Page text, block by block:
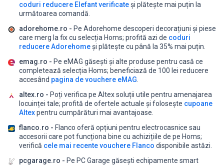
coduri reducere Elefant verificateși plătește mai puțin la
următoarea comandă.
adorehome.ro - Pe Adorehome descoperi decorațiuni și piese
care merg la fix cu selecția Homs; profită azi de coduri
reducere Adorehomeși plătește cu până la 35% mai puțin.
emag.ro - Pe eMAG găsești și alte produse pentru casă ce
completează selecția Homs; beneficiază de 100 lei reducere
accesând pagina de vouchere eMAG
altex.ro - Poți verifica pe Altex soluții utile pentru amenajarea
locuinței tale; profită de ofertele actuale și folosește cupoane
Altexpentru cumpărături mai avantajoase.
flanco.ro - Flanco oferă opțiuni pentru electrocasnice sau
accesorii care pot funcționa bine cu achizițiile de pe Homs;
verifică cele mai recente vouchere Flanco disponibile astăzi.
pcgarage.ro - Pe PC Garage găsești echipamente smart